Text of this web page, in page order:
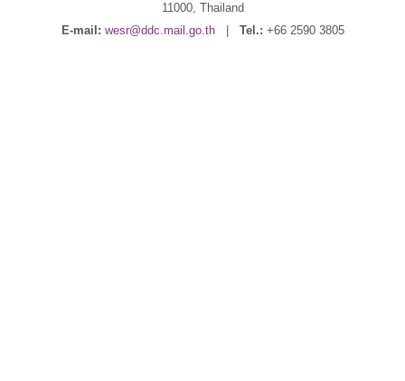
11000, Thailand
E-mail: wesr@ddc.mail.go.th| Tel.: +66 2590 3805